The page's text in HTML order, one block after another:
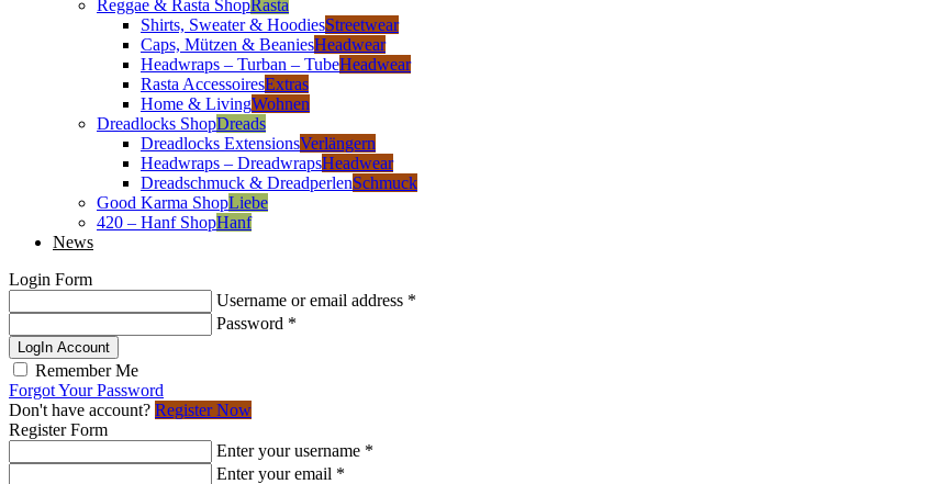
Reggae & Rasta ShopRasta
Shirts, Sweater & HoodiesStreetwear
Caps, Mützen & BeaniesHeadwear
Headwraps – Turban – TubeHeadwear
Rasta AccessoiresExtras
Home & LivingWohnen
Dreadlocks ShopDreads
Dreadlocks ExtensionsVerlängern
Headwraps – DreadwrapsHeadwear
Dreadschmuck & DreadperlenSchmuck
Good Karma ShopLiebe
420 – Hanf ShopHanf
News
Login Form
Username or email address *
Password *
LogIn Account
Remember Me
Forgot Your Password
Don't have account? Register Now
Register Form
Enter your username *
Enter your email *